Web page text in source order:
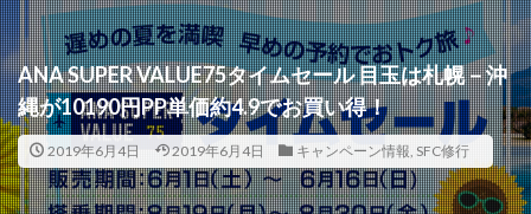
ANA SUPER VALUE75タイムセール 目玉は札幌－沖
縄が10190円PP単価約4.9でお買い得！
2019年6月4日 2019年6月4日 キャンペーン情報, SFC修行